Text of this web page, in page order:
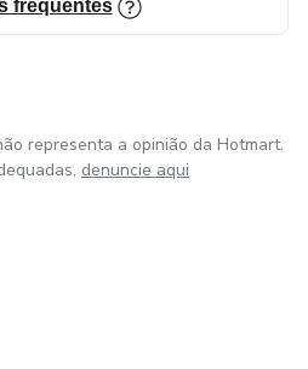
frequentes
representa a opinião da Hotmart.
denuncie aqui